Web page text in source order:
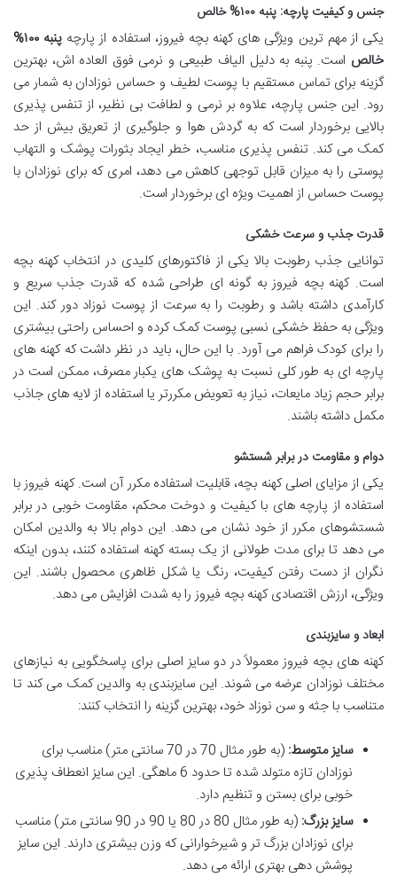
جنس و کیفیت پارچه: پنبه ۱۰۰% خالص
یکی از مهم ترین ویژگی های کهنه بچه فیروز، استفاده از پارچه
پنبه ۱۰۰%
خالص است. پنبه به دلیل الیاف طبیعی و نرمی فوق العاده اش، بهترین
گزینه برای تماس مستقیم با پوست لطیف و حساس نوزادان به شمار می
رود. این جنس پارچه، علاوه بر نرمی و لطافت بی نظیر، از تنفس پذیری
بالایی برخوردار است که به گردش هوا و جلوگیری از تعریق بیش از حد
کمک می کند. تنفس پذیری مناسب، خطر ایجاد بثورات پوشک و التهاب
پوستی را به میزان قابل توجهی کاهش می دهد، امری که برای نوزادان با
پوست حساس از اهمیت ویژه ای برخوردار است.
قدرت جذب و سرعت خشکی
توانایی جذب رطوبت بالا یکی از فاکتورهای کلیدی در انتخاب کهنه بچه
است. کهنه بچه فیروز به گونه ای طراحی شده که قدرت جذب سریع و
کارآمدی داشته باشد و رطوبت را به سرعت از پوست نوزاد دور کند. این
ویژگی به حفظ خشکی نسبی پوست کمک کرده و احساس راحتی بیشتری
را برای کودک فراهم می آورد. با این حال، باید در نظر داشت که کهنه های
پارچه ای به طور کلی نسبت به پوشک های یکبار مصرف، ممکن است در
برابر حجم زیاد مایعات، نیاز به تعویض مکررتر یا استفاده از لایه های جاذب
مکمل داشته باشند.
دوام و مقاومت در برابر شستشو
یکی از مزایای اصلی کهنه بچه، قابلیت استفاده مکرر آن است. کهنه فیروز با
استفاده از پارچه های با کیفیت و دوخت محکم، مقاومت خوبی در برابر
شستشوهای مکرر از خود نشان می دهد. این دوام بالا به والدین امکان
می دهد تا برای مدت طولانی از یک بسته کهنه استفاده کنند، بدون اینکه
نگران از دست رفتن کیفیت، رنگ یا شکل ظاهری محصول باشند. این
ویژگی، ارزش اقتصادی کهنه بچه فیروز را به شدت افزایش می دهد.
ابعاد و سایزبندی
کهنه های بچه فیروز معمولاً در دو سایز اصلی برای پاسخگویی به نیازهای
مختلف نوزادان عرضه می شوند. این سایزبندی به والدین کمک می کند تا
متناسب با جثه و سن نوزاد خود، بهترین گزینه را انتخاب کنند:
سایز متوسط:
(به طور مثال 70 در 70 سانتی متر) مناسب برای
نوزادان تازه متولد شده تا حدود 6 ماهگی. این سایز انعطاف پذیری
خوبی برای بستن و تنظیم دارد.
سایز بزرگ:
(به طور مثال 80 در 80 یا 90 در 90 سانتی متر) مناسب
برای نوزادان بزرگ تر و شیرخوارانی که وزن بیشتری دارند. این سایز
پوشش دهی بهتری ارائه می دهد.